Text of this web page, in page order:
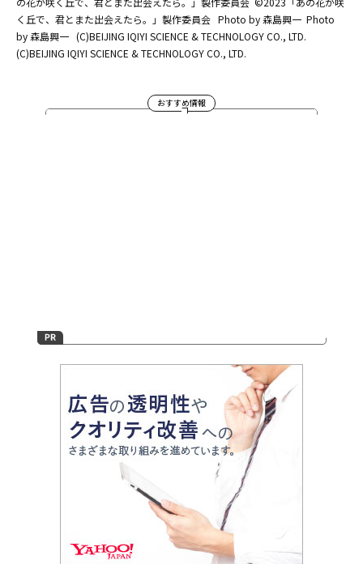
く丘で、君とまた出会えたら。」製作委員会 Photo by 森島興一 Photo
by 森島興一 (C)BEIJING IQIYI SCIENCE & TECHNOLOGY CO., LTD.
(C)BEIJING IQIYI SCIENCE & TECHNOLOGY CO., LTD.
おすすめ情報